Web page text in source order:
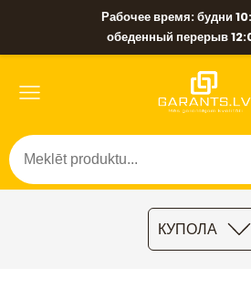
Рабочее время: будни
обеденный перерыв
КУПОЛА